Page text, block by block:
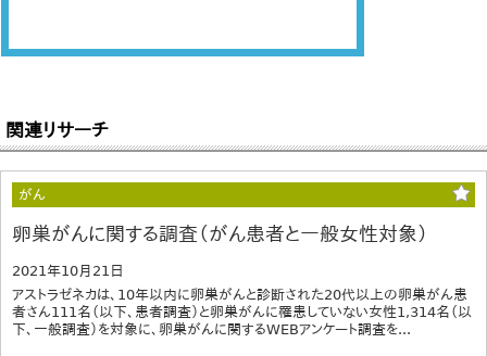
関連リサーチ
がん
卵巣がんに関する調査（がん患者と一般女性対象）
2021年10月21日
アストラゼネカは、10年以内に卵巣がんと診断された20代以上の卵巣がん患
者さん111名（以下、患者調査）と卵巣がんに罹患していない女性1,314名（以
下、一般調査）を対象に、卵巣がんに関するWEBアンケート調査を...